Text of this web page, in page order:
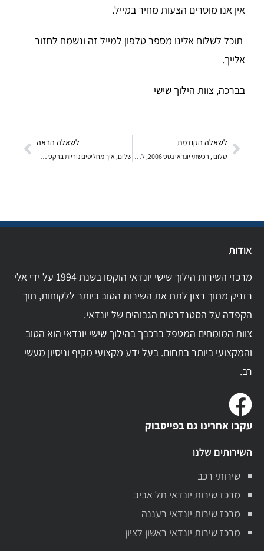
אין אנו מוסרים הצעות מחיר במייל.
תוכל לשלוח אלינו מספר טלפון למייל זה ונשמח לחזור
אלייך.
בברכה, צוות הילוך שישי
לשאלה הקודמת לשאלה הבאה
אודות
מרכזי השירות הילוך שישי יונדאי הוקמו בשנת 1994 על ידי אלי
רזניק מתוך רצון לתת את השירות הטוב ביותר ללקוחות, תוך
הקפדה על הסטנדרטים הגבוהים של יונדאי.
צוות המומחים המטפל ברכבך בהילוך שישי יונדאי הוא הטוב
והמקצועי ביותר בתחום. בעל ידע מקצועי מקיף וניסיון מעשי
רב.
עקבו אחרינו גם בפייסבוק
השירותים שלנו
שירותי רכב
מרכז שירות יונדאי תל אביב
מרכז שירות יונדאי רעננה
מרכז שירות יונדאי ראשון לציון